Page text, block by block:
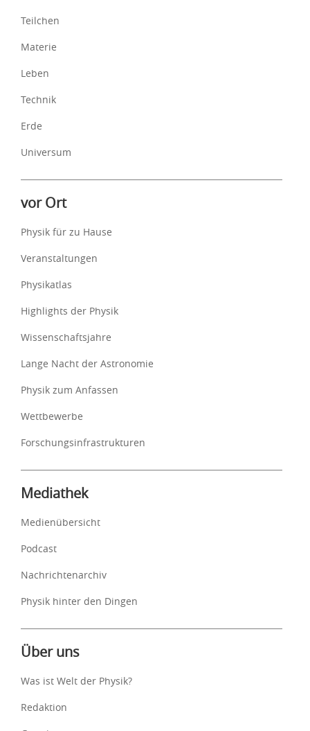
Teilchen
Materie
Leben
Technik
Erde
Universum
vor Ort
Physik für zu Hause
Veranstaltungen
Physikatlas
Highlights der Physik
Wissenschaftsjahre
Lange Nacht der Astronomie
Physik zum Anfassen
Wettbewerbe
Forschungsinfrastrukturen
Mediathek
Medienübersicht
Podcast
Nachrichtenarchiv
Physik hinter den Dingen
Über uns
Was ist Welt der Physik?
Redaktion